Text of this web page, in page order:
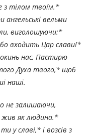
з тілом твоїм.*
ангельські вельми
виголошуючи:*
входить Цар слави!*
нас, Пастирю
Духа твого,* щоб
наші.
не залишаючи,
жив як людина.*
у славі,* і возсів з